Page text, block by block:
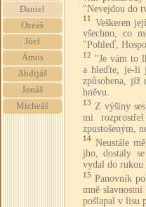
Daniel
Ozeáš
Jóel
Ámos
Abdijáš
Jonáš
Micheáš
"Nevejdou do
11 Veškeren
všechno, co
"Pohleď,
12 "Je vám to
a hleďte, je-li
způsobena, jíž
hněvu.
13 Z výšiny
mi
zpustošeným,
14 Neustále
jho, dostaly
vydal do rukou
15 Panovník
mně
pošlapal v lisu